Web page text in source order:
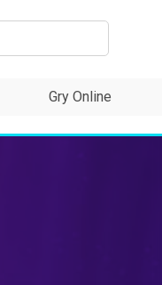
Gry Online